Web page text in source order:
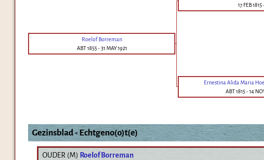
17 FEB 1815
Roelof Borreman
ABT 1855-31 MAY 1921
Ernestina Alida Maria
ABT 1815-14
Gezinsblad - Echtgeno(o)t(e)
OUDER (M) Roelof Borreman